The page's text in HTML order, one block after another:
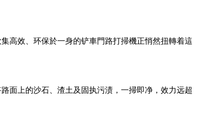
高效、环保於一身的铲車門路打掃機正悄然扭轉着這
面上的沙石、渣土及固执污渍，一掃即净，效力远超